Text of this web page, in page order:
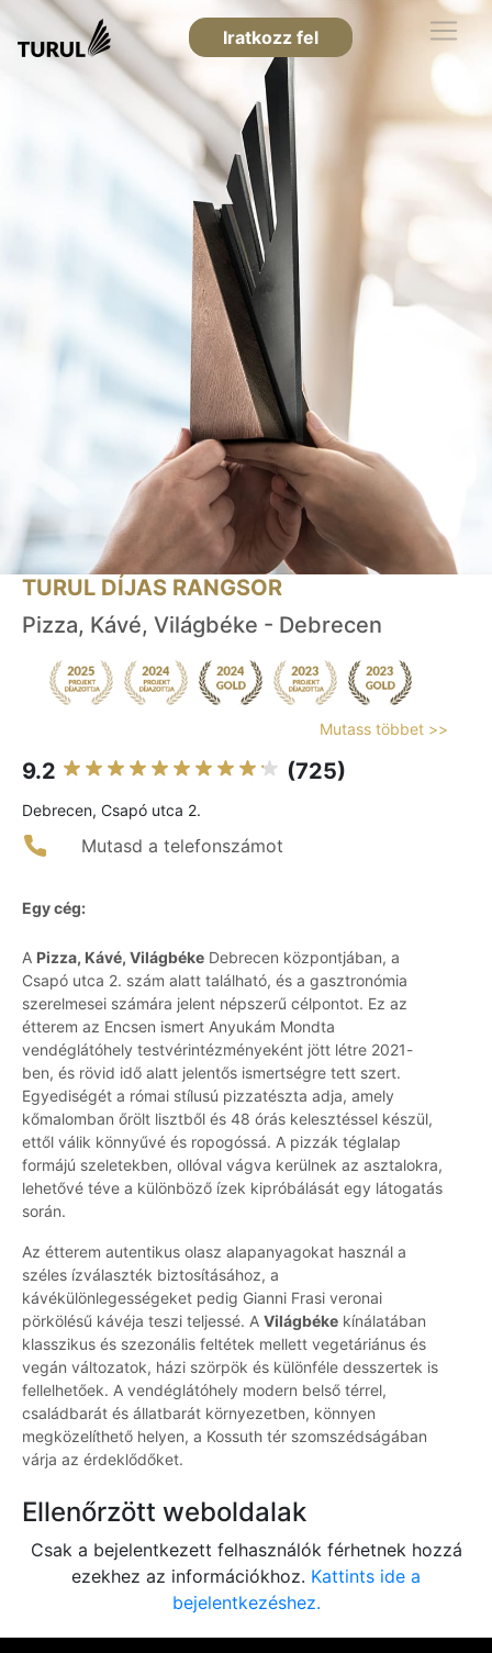
Iratkozz fel
TURUL DÍJAS RANGSOR
Pizza, Kávé, Világbéke - Debrecen
Mutass többet >>
9.2 (725)
Debrecen, Csapó utca 2.
Mutasd a telefonszámot
Egy cég:
A Pizza, Kávé, Világbéke Debrecen központjában, a
Csapó utca 2. szám alatt található, és a gasztronómia
szerelmesei számára jelent népszerű célpontot. Ez az
étterem az Encsen ismert Anyukám Mondta
vendéglátóhely testvérintézményeként jött létre 2021-
ben, és rövid idő alatt jelentős ismertségre tett szert.
Egyediségét a római stílusú pizzatészta adja, amely
kőmalomban őrölt lisztből és 48 órás kelesztéssel készül,
ettől válik könnyűvé és ropogóssá. A pizzák téglalap
formájú szeletekben, ollóval vágva kerülnek az asztalokra,
lehetővé téve a különböző ízek kipróbálását egy látogatás
során.
Az étterem autentikus olasz alapanyagokat használ a
széles ízválaszték biztosításához, a
kávékülönlegességeket pedig Gianni Frasi veronai
pörkölésű kávéja teszi teljessé. A Világbéke kínálatában
klasszikus és szezonális feltétek mellett vegetáriánus és
vegán változatok, házi szörpök és különféle desszertek is
fellelhetőek. A vendéglátóhely modern belső térrel,
családbarát és állatbarát környezetben, könnyen
megközelíthető helyen, a Kossuth tér szomszédságában
várja az érdeklődőket.
Ellenőrzött weboldalak
Csak a bejelentkezett felhasználók férhetnek hozzá
ezekhez az információkhoz. Kattints ide a
bejelentkezéshez.